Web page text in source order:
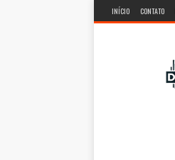
INÍCIO CONTATO